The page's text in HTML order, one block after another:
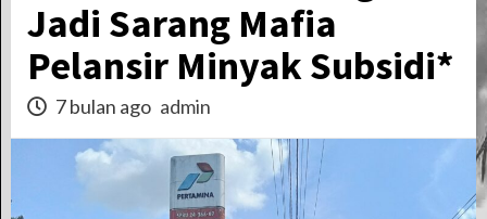
Jadi Sarang Mafia
Pelansir Minyak Subsidi*
7 bulan ago admin